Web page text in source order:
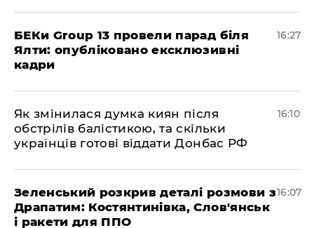
БЕКи Group 13 провели парад біля
Ялти: опубліковано ексклюзивні
кадри
16:27
Як змінилася думка киян після
обстрілів балістикою, та скільки
українців готові віддати Донбас РФ
16:10
Зеленський розкрив деталі розмови з
Драпатим: Костянтинівка, Слов'янськ
і ракети для ППО
16:07